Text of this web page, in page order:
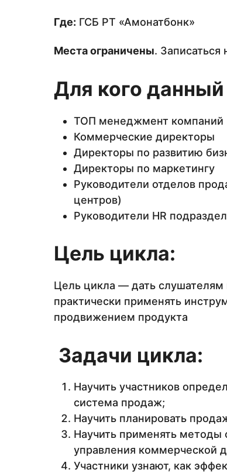
Где: ГСБ РТ «Амонатбонк»
Места ограничены.
Для кого
ТОП менеджмент компаний
Коммерческие директоры
Директоры по развитию
Директоры по маркетингу
Руководители отделов
центров)
Руководители HR
Цель цикла:
Цель цикла — дать слушателям
практически применять
продвижением продукта
Задачи цикла:
Научить участников
система продаж;
Научить планировать
Научить применять методы
управления коммерческой
Участники узнают, как